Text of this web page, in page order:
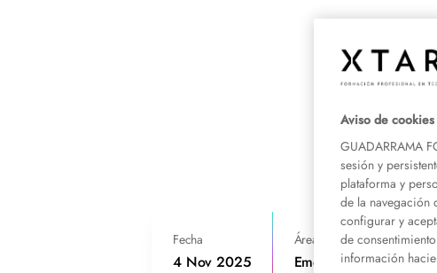
Fecha
4 Nov 2025
Área de conocimiento
Emergencias
Aviso de cookies
GUADARRAMA
sesión y
plataforma y
de la navegación
configurar y
de
información